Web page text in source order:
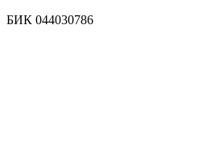
БИК 044030786